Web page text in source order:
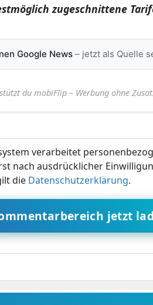
zugeschnittene
Google News– jetzt als Quelle
du mobiFlip – Werbung ohne
verarbeitet
nach ausdrücklicher
die Datenschutzerklärung.
jetzt